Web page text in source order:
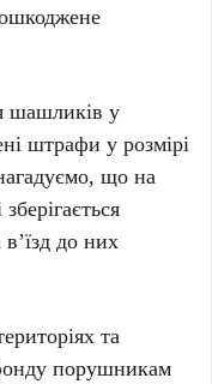
шашликів у
штрафи у розмірі
що на
зберігається
в’їзд до них
та
порушникам